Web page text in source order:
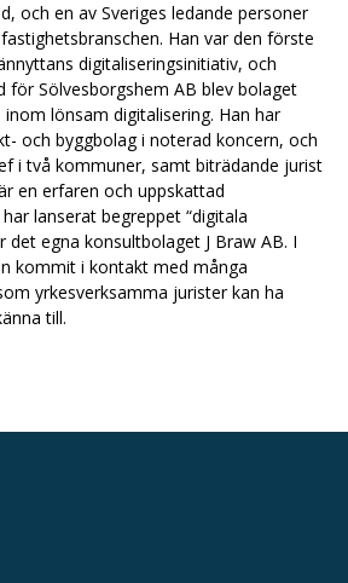
och en av Sveriges ledande personer
Han var den förste
digitaliseringsinitiativ, och
för Sölvesborgshem AB blev bolaget
lönsam digitalisering. Han har
och byggbolag i noterad koncern, och
i två kommuner, samt biträdande jurist
en erfaren och uppskattad
lanserat begreppet “digitala
det egna konsultbolaget J Braw AB. I
kommit i kontakt med många
yrkesverksamma jurister kan ha
till.